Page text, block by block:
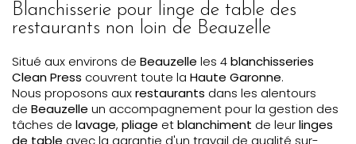
Blanchisserie pour linge de table des
restaurants non loin de Beauzelle
Situé aux environs de Beauzelle les 4blanchisseries
Clean Press couvrent toute la Haute Garonne.
Nous proposons auxrestaurants dans les alentours
de Beauzelle un accompagnement pour la gestion des
tâches de lavage, pliage etblanchiment de leurlinges
de table avec la garantie d'un travail de qualité sur-